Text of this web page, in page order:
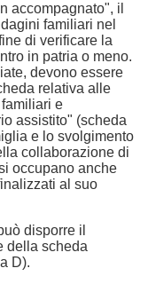
accompagnato", il
familiari nel
di verificare la
in patria o meno.
devono essere
relativa alle
e
assistito" (scheda
e lo svolgimento
collaborazione di
occupano anche
al suo
disporre il
della scheda
D).